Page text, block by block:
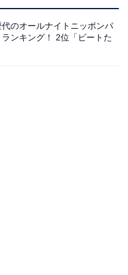
のオールナイトニッポンパ
ンキング！ 2位「ビートた